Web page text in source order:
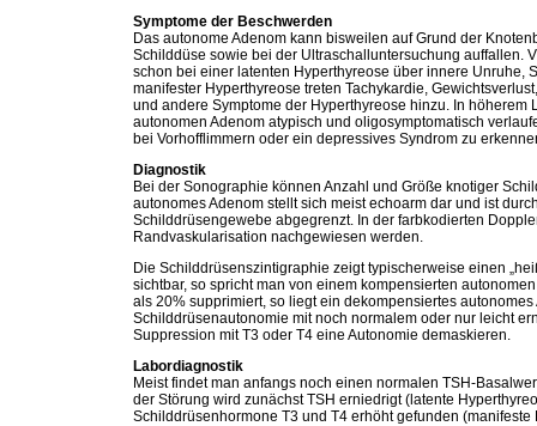
Symptome der Beschwerden
Das autonome Adenom kann bisweilen auf Grund der
Schilddüse sowie bei der Ultraschalluntersuchung auffallen.
schon bei einer latenten Hyperthyreose über innere Unruhe,
manifester Hyperthyreose treten Tachykardie,
und andere Symptome der Hyperthyreose hinzu. In
autonomen Adenom atypisch und oligosymptomatisch
bei Vorhofflimmern oder ein depressives Syndrom zu
Diagnostik
Bei der Sonographie können Anzahl und Größe knotiger
autonomes Adenom stellt sich meist echoarm dar und ist
Schilddrüsengewebe abgegrenzt. In der farbkodierten
Randvaskularisation nachgewiesen werden.
Die Schilddrüsenszintigraphie zeigt typischerweise einen
sichtbar, so spricht man von einem kompensierten
als 20% supprimiert, so liegt ein dekompensiertes autonomes
Schilddrüsenautonomie mit noch normalem oder nur leicht
Suppression mit T3 oder T4 eine Autonomie demaskieren.
Labordiagnostik
Meist findet man anfangs noch einen normalen TSH-
der Störung wird zunächst TSH erniedrigt (latente
Schilddrüsenhormone T3 und T4 erhöht gefunden (manifeste